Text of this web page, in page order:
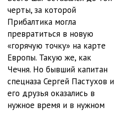
01-06
01-07
01-08
01-09
01-10
черты, за которой
Прибалтика могла
превратиться в новую
«горячую точку» на карте
Европы. Такую же, как
Чечня. Но бывший капитан
спецназа Сергей Пастухов и
его друзья оказались в
нужное время и в нужном